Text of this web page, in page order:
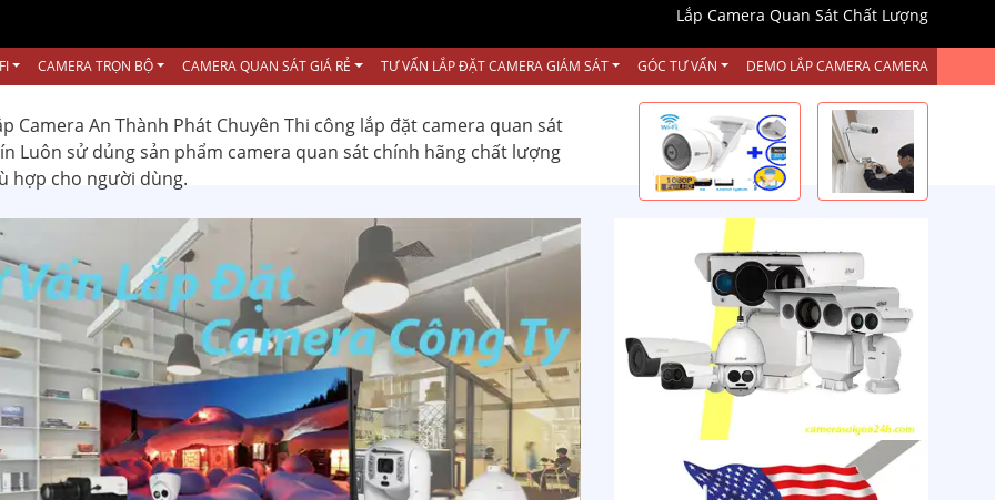
Lắp Camera Quan Sát Chất Lượng
CAMERA TRỌN BỘ CAMERA QUAN SÁT GIÁ RẺ TƯ VẤN LẮP ĐẶT CAMERA GIÁM SÁT GÓC TƯ VẤN DEMO LẮP CAMERA CAMERA
Camera An Thành Phát Chuyên Thi công lắp đặt camera quan sát
Luôn sử dủng sản phẩm camera quan sát chính hãng chất lượng
hợp cho người dùng.